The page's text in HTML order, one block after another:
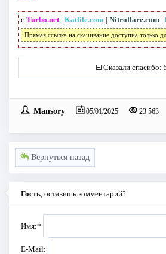
с Turbo.net| Katfile.com | Nitroflare.com |
Прямая ссылка на скачивание доступна только
Сказали спасибо:
Mansory 05/01/2025 23 563
Вернуться назад
Гость , оставишь комментарий?
Имя:*
E-Mail: